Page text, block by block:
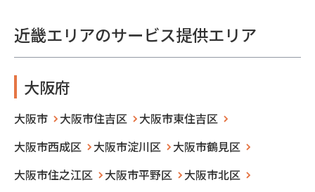
近畿エリアのサービス提供エリア
大阪府
大阪市 大阪市住吉区
大阪市東住吉区
大阪市西成区
大阪市淀川区
大阪市鶴見区
大阪市住之江区
大阪市平野区
大阪市北区